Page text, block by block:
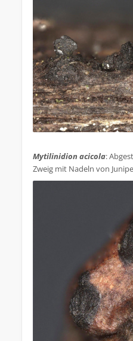
Mytilinidion acicola:
Zweig mit Nadeln von